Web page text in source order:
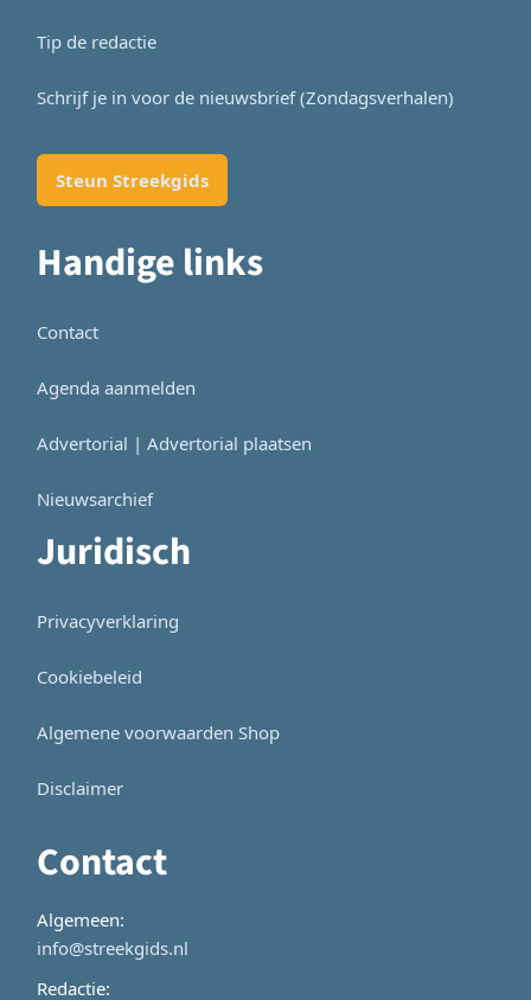
Tip de redactie
Schrijf je in voor de nieuwsbrief (Zondagsverhalen)
Steun Streekgids
Handige links
Contact
Agenda aanmelden
Advertorial | Advertorial plaatsen
Nieuwsarchief
Juridisch
Privacyverklaring
Cookiebeleid
Algemene voorwaarden Shop
Disclaimer
Contact
Algemeen:
info@streekgids.nl
Redactie: